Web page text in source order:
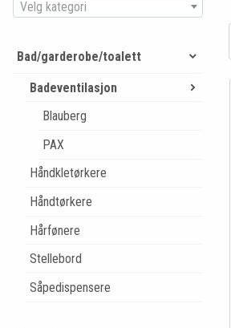
Velg kategori
Bad/garderobe/toalett
Badeventilasjon
Blauberg
PAX
Håndkletørkere
Håndtørkere
Hårfønere
Stellebord
Såpedispensere